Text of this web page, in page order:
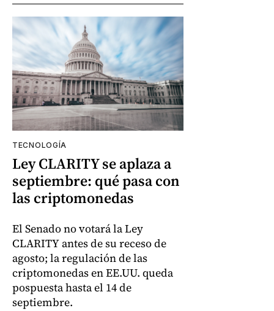
TECNOLOGÍA
Ley CLARITY se aplaza a
septiembre: qué pasa con
las criptomonedas
El Senado no votará la Ley
CLARITY antes de su receso de
agosto; la regulación de las
criptomonedas en EE.UU. queda
pospuesta hasta el 14 de
septiembre.